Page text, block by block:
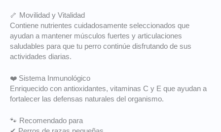
🦴 Movilidad y Vitalidad
Contiene nutrientes cuidadosamente seleccionados que
ayudan a mantener músculos fuertes y articulaciones
saludables para que tu perro continúe disfrutando de sus
actividades diarias.
❤️ Sistema Inmunológico
Enriquecido con antioxidantes, vitaminas C y E que ayudan a
fortalecer las defensas naturales del organismo.
🐾 Recomendado para